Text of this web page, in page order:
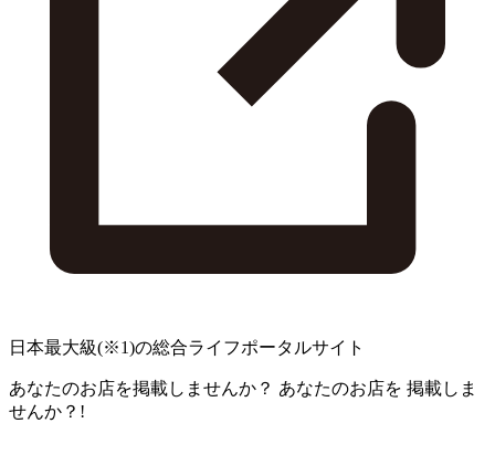
日本最大級(※1)の総合ライフポータルサイト
あなたのお店を掲載しませんか？ あなたのお店を 掲載しま
せんか？!